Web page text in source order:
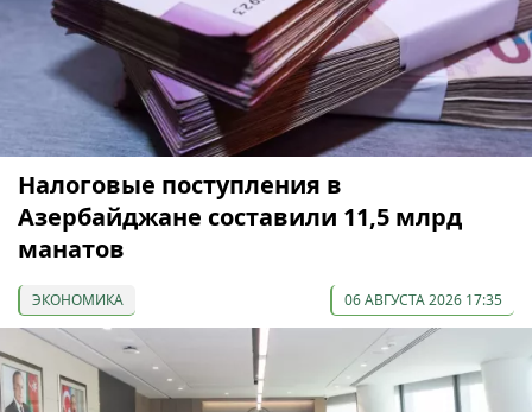
Налоговые поступления в
Азербайджане составили 11,5 млрд
манатов
ЭКОНОМИКА 06 АВГУСТА 2026 17:35